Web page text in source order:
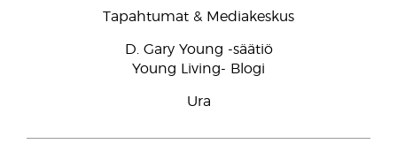
Tapahtumat & Mediakeskus
D. Gary Young -säätiö
Young Living- Blogi
Ura